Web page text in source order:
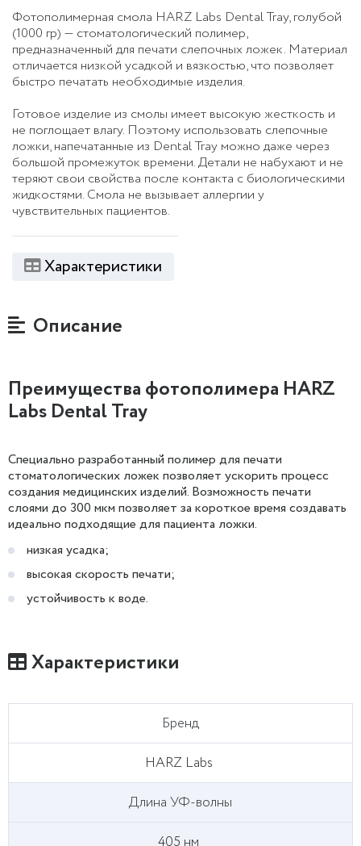
Фотополимерная смола HARZ Labs Dental Tray, голубой
(1000 гр) — стоматологический полимер,
предназначенный для печати слепочных ложек. Материал
отличается низкой усадкой и вязкостью, что позволяет
быстро печатать необходимые изделия.
Готовое изделие из смолы имеет высокую жесткость и
не поглощает влагу. Поэтому использовать слепочные
ложки, напечатанные из Dental Tray можно даже через
большой промежуток времени. Детали не набухают и не
теряют свои свойства после контакта с биологическими
жидкостями. Смола не вызывает аллергии у
чувствительных пациентов.
Характеристики
Описание
Преимущества фотополимера HARZ
Labs Dental Tray
Специально разработанный полимер для печати
стоматологических ложек позволяет ускорить процесс
создания медицинских изделий. Возможность печати
слоями до 300 мкм позволяет за короткое время создавать
идеально подходящие для пациента ложки.
низкая усадка;
высокая скорость печати;
устойчивость к воде.
Характеристики
Бренд
HARZ Labs
Длина УФ-волны